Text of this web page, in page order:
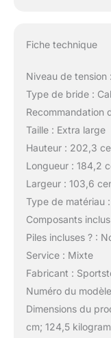
Fiche technique
Niveau de tension
Type de bride :
Recommandation
Taille : Extra large
Hauteur : 202,3
Longueur : 184,2
Largeur : 103,6
Type de matériau
Composants
Piles incluses ? :
Service : Mixte
Fabricant :
Numéro du
Dimensions du
cm; 124,5